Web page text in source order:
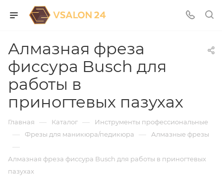
Алмазная фреза
фиссура Busch для
работы в
приногтевых пазухах
Главная — Каталог — Инструменты профессиональные
— Фрезы для маникюра/педикюра — Алмазные фрезы
—
Алмазная фреза фиссура Busch для работы в приногтевых
пазухах